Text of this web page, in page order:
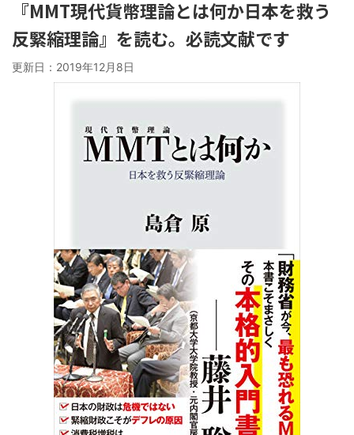
『MMT現代貨幣理論とは何か日本を救う
反緊縮理論』を読む。必読文献です
更新日： 2019年12月8日